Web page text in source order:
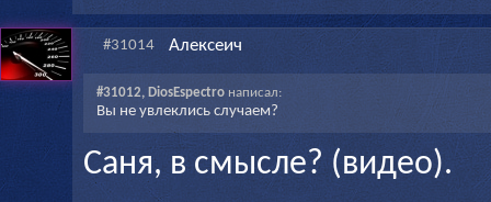
#31014 Алексеич
#31012, DiosEspectroнаписал:
Вы не увлеклись случаем?
Саня, в смысле? (видео).